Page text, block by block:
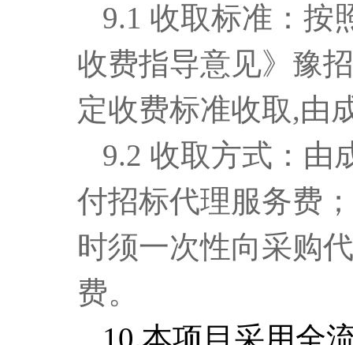
9.1 收取标准：按
收费指导意见》豫
定收费标准收取,由
9.2 收取方式： 由
付招标代理服务费
时须一次性向采购
费。